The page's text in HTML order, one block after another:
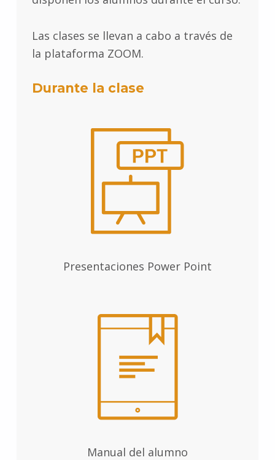
Las clases se llevan a cabo a través de
la plataforma ZOOM.
Durante la clase
Presentaciones Power Point
Manual del alumno